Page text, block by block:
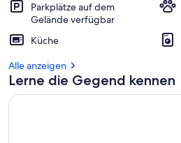
Parkplätze auf dem
Gelände verfügbar
Küche
Alle anzeigen
Lerne die Gegend kennen